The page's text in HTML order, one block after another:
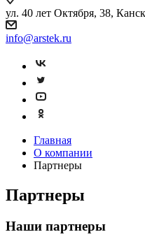
ул. 40 лет Октября, 38,
info@arstek.ru
Главная
О компании
Партнеры
Партнеры
Наши партнеры